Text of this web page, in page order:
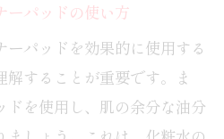
とトナーパッドの違い
効果的な使用法
ランキングを参考にする
ーパッドの使い方
ーパッドを効果的に使用する
することが重要です。ま
ドを使用し、肌の余分な油分